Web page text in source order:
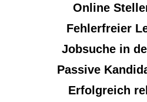
Online
Fehlerfreier
Jobsuche in
Passive
Erfolgreich